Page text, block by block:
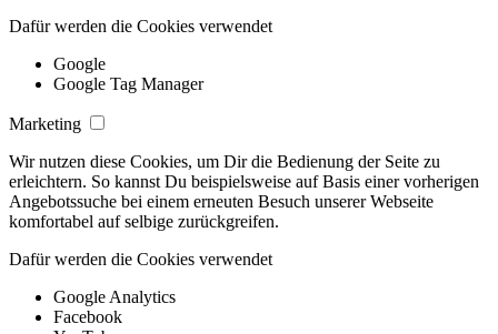
Dafür werden die Cookies verwendet
Google
Google Tag Manager
Marketing
Wir nutzen diese Cookies, um Dir die Bedienung der Seite zu
erleichtern. So kannst Du beispielsweise auf Basis einer vorherigen
Angebotssuche bei einem erneuten Besuch unserer Webseite
komfortabel auf selbige zurückgreifen.
Dafür werden die Cookies verwendet
Google Analytics
Facebook